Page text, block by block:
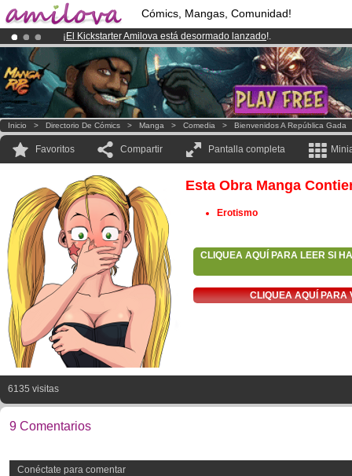
Cómics, Mangas, Comunidad!
¡ El Kickstarter Amilova está desormado lanzado!.
¡Ya tenemos 134393miembrosy 1208Cómics y Mangas!.
¡Conviertete en Premium por3.95 euros al mes!Hazte Premium ya
Inicio > Directorio De Cómics > Manga > Comedia > Bienvenidos A República Gada
Favoritos Compartir Pantalla completa
Esta Obra Manga
Erotismo
CLIQUEA AQUÍ PARA LEER SI
CLIQUEA AQUÍ PARA
6135 visitas
9 Comentarios
Conéctate para comentar